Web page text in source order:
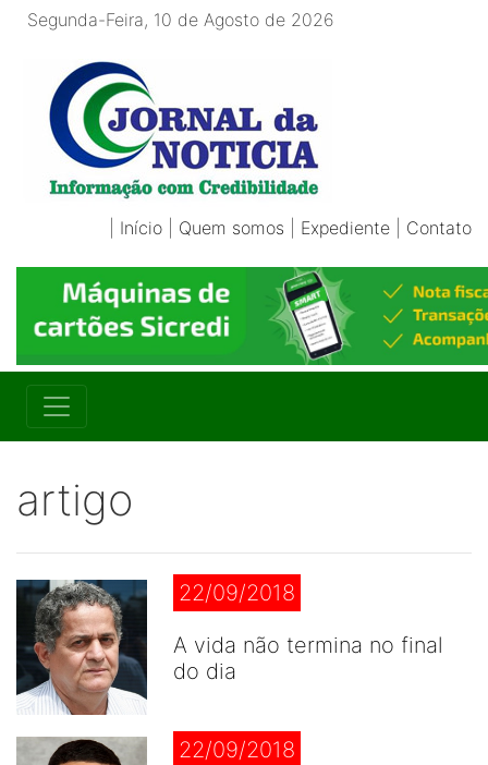
Segunda-Feira, 10 de Agosto de 2026
Início Quem somos Expediente Contato
artigo
22/09/2018
A vida não termina no final
do dia
22/09/2018